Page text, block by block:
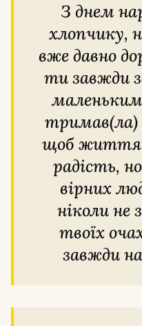
З днем народження, мій
хлопчику,
вже давно
ти завжди
тримав(ла)
щоб життя
радість,
вірних
ніколи не
твоїх
завжди